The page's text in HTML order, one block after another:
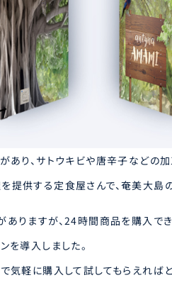
り、サトウキビや唐辛子などの加
供する定食屋さんで、奄美大島の
りますが、24時間商品を購入で
を導入しました。
気軽に購入して試してもらえればと